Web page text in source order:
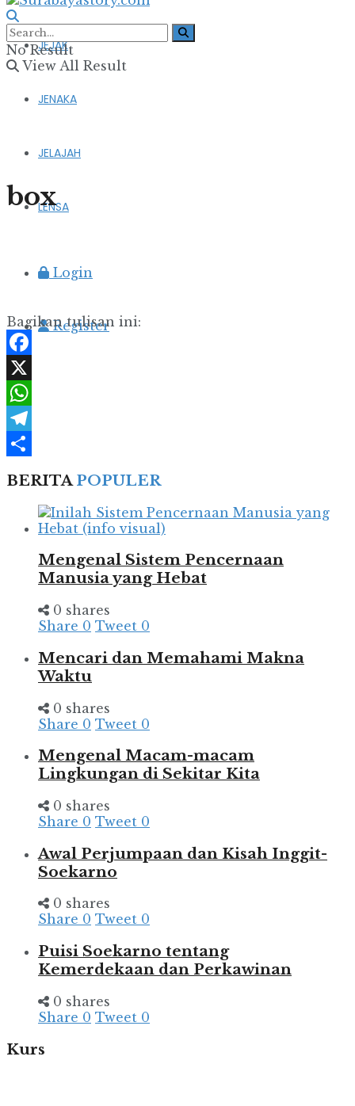
JEJAK
JENAKA
JELAJAH
LENSA
Login
Register
No Result
View All Result
box
Bagikan tulisan ini:
Facebook
X
WhatsApp
Telegram
BERITAPOPULER
Mengenal Sistem Pencernaan
Manusia yang Hebat
0 shares
Share 0 Tweet 0
Mencari dan Memahami Makna
Waktu
0 shares
Share 0 Tweet 0
Mengenal Macam-macam
Lingkungan di Sekitar Kita
0 shares
Share 0 Tweet 0
Awal Perjumpaan dan Kisah Inggit-
Soekarno
0 shares
Share 0 Tweet 0
Puisi Soekarno tentang
Kemerdekaan dan Perkawinan
0 shares
Share 0 Tweet 0
Kurs